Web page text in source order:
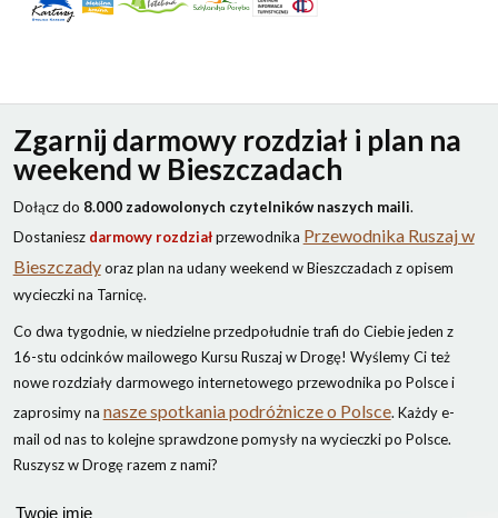
Zgarnij darmowy rozdział i plan na
weekend w Bieszczadach
Dołącz do 8.000 zadowolonych czytelników naszych maili.
Dostaniesz darmowy rozdziałprzewodnika Przewodnika Ruszaj w
Bieszczadyoraz plan na udany weekend w Bieszczadach z opisem
wycieczki na Tarnicę.
Co dwa tygodnie, w niedzielne przedpołudnie trafi do Ciebie jeden z
16-stu odcinków mailowego Kursu Ruszaj w Drogę! Wyślemy Ci też
nowe rozdziały darmowego internetowego przewodnika po Polsce i
zaprosimy na nasze spotkania podróżnicze o Polsce. Każdy e-
mail od nas to kolejne sprawdzone pomysły na wycieczki po Polsce.
Ruszysz w Drogę razem z nami?